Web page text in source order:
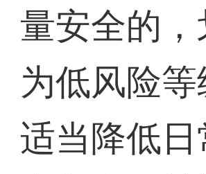
量安全的，
为低风险等
适当降低日